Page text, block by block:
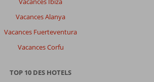
Vacances Alanya
Vacances Fuerteventura
Vacances Corfu
TOP 10 DES HOTELS